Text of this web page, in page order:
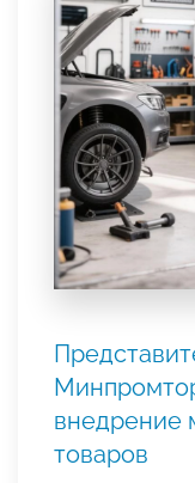
внедрение
товаров